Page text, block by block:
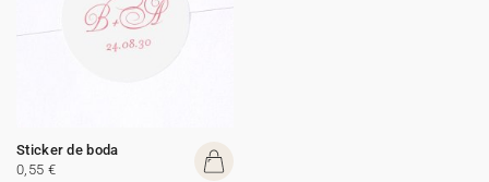
Sticker de boda
0,55 €